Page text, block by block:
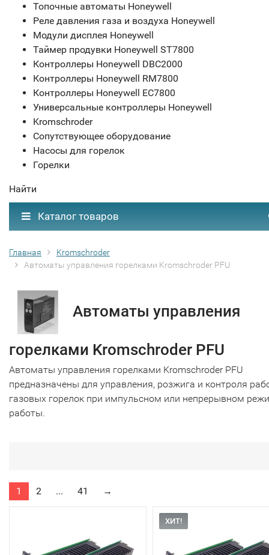
Топочные автоматы Honeywell
Реле давления газа и воздуха Honeywell
Модули дисплея Honeywell
Таймер продувки Honeywell ST7800
Контроллеры Honeywell DBC2000
Контроллеры Honeywell RM7800
Контроллеры Honeywell EC7800
Универсальные контроллеры Honeywell
Kromschroder
Сопутствующее оборудование
Насосы для горелок
Горелки
Найти
Каталог товаров
Главная
Kromschroder
Автоматы управления горелками Kromschroder PFU
Автоматы управления
горелками Kromschroder PFU
Автоматы управления горелками Kromschroder PFU
предназначены для управления, розжига и контроля
газовых горелок при импульсном или непрерывном
работы.
1 2 ... 41 →
ХИТ!